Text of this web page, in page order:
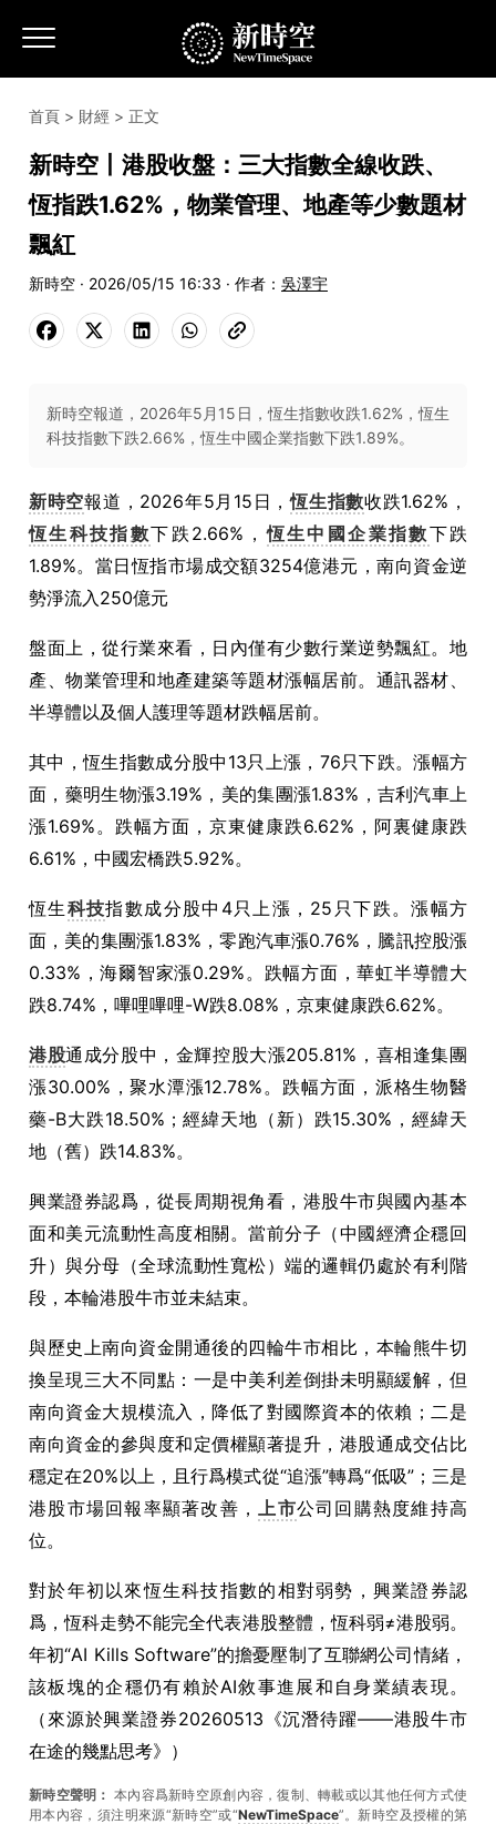
首頁 > 財經 > 正文
新時空丨港股收盤：三大指數全線收跌、
恆指跌1.62%，物業管理、地產等少數題材
飄紅
新時空 · 2026/05/15 16:33 · 作者： 吳澤宇
新時空報道，2026年5月15日，恆生指數收跌1.62%，恆生
科技指數下跌2.66%，恆生中國企業指數下跌1.89%。
新時空報道，2026年5月15日，恆生指數收跌1.62%，
恆生科技指數下跌2.66%，恆生中國企業指數下跌
1.89%。當日恆指市場成交額3254億港元，南向資金逆
勢淨流入250億元
盤面上，從行業來看，日內僅有少數行業逆勢飄紅。地
產、物業管理和地產建築等題材漲幅居前。通訊器材、
半導體以及個人護理等題材跌幅居前。
其中，恆生指數成分股中13只上漲，76只下跌。漲幅方
面，藥明生物漲3.19%，美的集團漲1.83%，吉利汽車上
漲1.69%。跌幅方面，京東健康跌6.62%，阿裏健康跌
6.61%，中國宏橋跌5.92%。
恆生科技指數成分股中4只上漲，25只下跌。漲幅方
面，美的集團漲1.83%，零跑汽車漲0.76%，騰訊控股漲
0.33%，海爾智家漲0.29%。跌幅方面，華虹半導體大
跌8.74%，嗶哩嗶哩-W跌8.08%，京東健康跌6.62%。
港股通成分股中，金輝控股大漲205.81%，喜相逢集團
漲30.00%，聚水潭漲12.78%。跌幅方面，派格生物醫
藥-B大跌18.50%；經緯天地（新）跌15.30%，經緯天
地（舊）跌14.83%。
興業證券認爲，從長周期視角看，港股牛市與國內基本
面和美元流動性高度相關。當前分子（中國經濟企穩回
升）與分母（全球流動性寬松）端的邏輯仍處於有利階
段，本輪港股牛市並未結束。
與歷史上南向資金開通後的四輪牛市相比，本輪熊牛切
換呈現三大不同點：一是中美利差倒掛未明顯緩解，但
南向資金大規模流入，降低了對國際資本的依賴；二是
南向資金的參與度和定價權顯著提升，港股通成交佔比
穩定在20%以上，且行爲模式從“追漲”轉爲“低吸”；三是
港股市場回報率顯著改善，上市公司回購熱度維持高
位。
對於年初以來恆生科技指數的相對弱勢，興業證券認
爲，恆科走勢不能完全代表港股整體，恆科弱≠港股弱。
年初“AI Kills Software”的擔憂壓制了互聯網公司情緒，
該板塊的企穩仍有賴於AI敘事進展和自身業績表現。
（來源於興業證券20260513《沉潛待躍——港股牛市
在途的幾點思考》）
新時空聲明： 本內容爲新時空原創內容，復制、轉載或以其他任何方式使
用本內容，須注明來源“新時空”或“NewTimeSpace”。新時空及授權的第